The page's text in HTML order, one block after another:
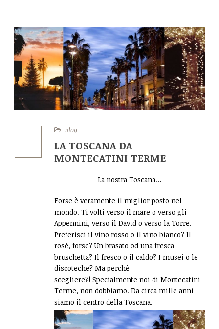
blog
LA TOSCANA DA
MONTECATINI TERME
La nostra Toscana…
Forse è veramente il miglior posto nel
mondo. Ti volti verso il mare o verso gli
Appennini, verso il David o verso la Torre.
Preferisci il vino rosso o il vino bianco? Il
rosè, forse? Un brasato od una fresca
bruschetta? Il fresco o il caldo? I musei o le
discoteche? Ma perchè
scegliere?! Specialmente noi di Montecatini
Terme, non dobbiamo. Da circa mille anni
siamo il centro della Toscana.